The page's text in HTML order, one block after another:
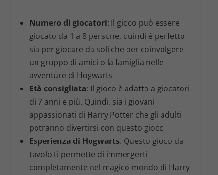
Numero di giocatori: Il gioco può essere
giocato da 1 a 8 persone, quindi è perfetto
sia per giocare da soli che per coinvolgere
un gruppo di amici o la famiglia nelle
avventure di Hogwarts
Età consigliata: Il gioco è adatto a giocatori
di 7 anni e più. Quindi, sia i giovani
appassionati di Harry Potter che gli adulti
potranno divertirsi con questo gioco
Esperienza di Hogwarts: Questo gioco da
tavolo ti permette di immergerti
completamente nel magico mondo di Harry